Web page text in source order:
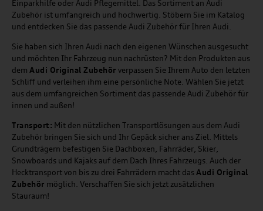
Einparkhilfe oder Audi Pflegemittel. Das Sortiment an Audi
Zubehör ist umfangreich und hochwertig. Stöbern Sie im Katalog
und entdecken Sie das passende Audi Zubehör für Ihren Audi.
Sie haben sich Ihren Audi nach den eigenen Wünschen ausgesucht
und möchten Ihr Fahrzeug nun nachrüsten? Mit den Produkten aus
dem Audi Original Zubehör verpassen Sie Ihrem Auto den letzten
Schliff und verleihen ihm eine persönliche Note. Wählen Sie jetzt
aus dem umfangreichen Sortiment das passende Audi Zubehör für
innen und außen!
Transport: Mit den nützlichen Transportlösungen aus dem Audi
Zubehör bringen Sie sich und Ihr Gepäck sicher ans Ziel. Mittels
Grundträgern befestigen Sie Dachboxen, Fahrräder, Skier,
Snowboards und Kajaks auf dem Dach Ihres Fahrzeugs. Auch der
Hecktransport von bis zu drei Fahrrädern macht dasAudi Original
Zubehör möglich. Verschaffen Sie sich jetzt zusätzlichen
Stauraum!